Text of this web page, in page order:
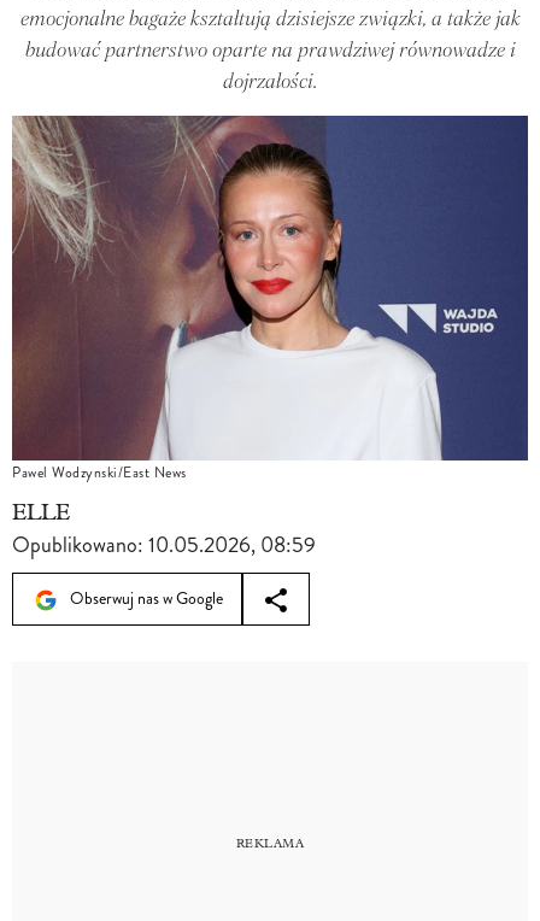
emocjonalne bagaże kształtują dzisiejsze związki, a także jak
budować partnerstwo oparte na prawdziwej równowadze i
dojrzałości.
Pawel Wodzynski/East News
ELLE
Opublikowano:10.05.2026, 08:59
Obserwuj nas w Google